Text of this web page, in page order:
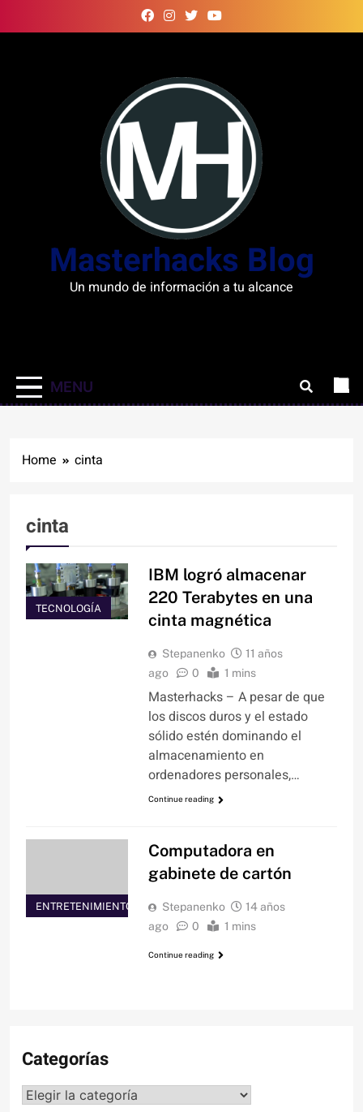
to
Masterhacks Blog
Un mundo de información a tu alcance
MENU
Home cinta
cinta
TECNOLOGÍA
IBM logró almacenar
220 Terabytes en una
cinta magnética
Stepanenko
11 años
ago
0 1 mins
Masterhacks – A pesar de que
los discos duros y el estado
sólido estén dominando el
almacenamiento en
ordenadores personales,…
Continue reading
ENTRETENIMIENTO
Computadora en
gabinete de cartón
Stepanenko
14 años
ago
0 1 mins
Continue reading
Categorías
Categorías